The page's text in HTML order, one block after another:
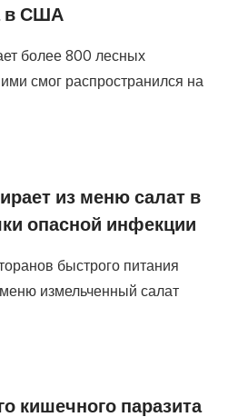
в США
более 800 лесных
смог распространился на
из меню салат в
опасной инфекции
быстрого питания
измельченный салат
кишечного паразита